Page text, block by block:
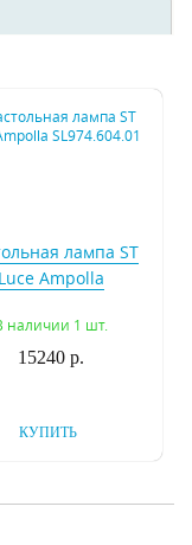
лампа ST
Luce Ampolla
наличии 1 шт.
15240 р.
КУПИТЬ